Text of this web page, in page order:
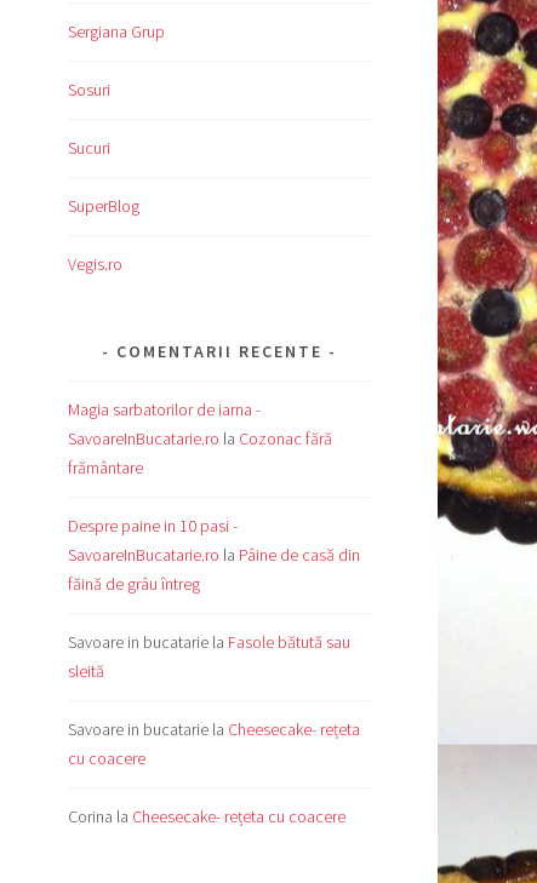
Sergiana Grup
Sosuri
Sucuri
SuperBlog
Vegis.ro
COMENTARII RECENTE
Magia sarbatorilor de iarna -
SavoareInBucatarie.ro la Cozonac fără
frământare
Despre paine in 10 pasi -
SavoareInBucatarie.ro la Pâine de casă din
făină de grâu întreg
Savoare in bucatarie la Fasole bătută sau
sleită
Savoare in bucatarie la Cheesecake- rețeta
cu coacere
Corina la Cheesecake- rețeta cu coacere